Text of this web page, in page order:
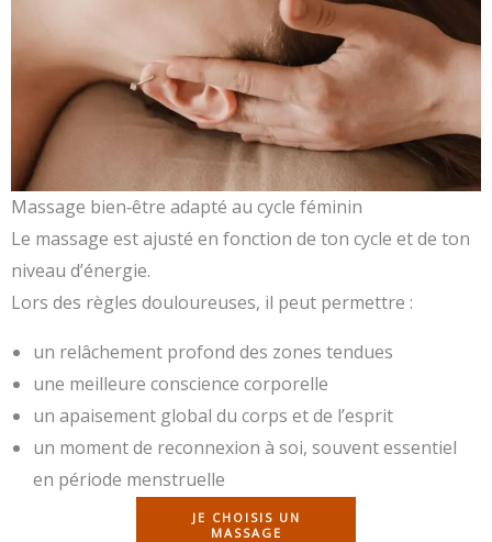
Massage bien‑être adapté au cycle féminin
Le massage est ajusté en fonction de ton cycle et de ton
niveau d’énergie.
Lors des règles douloureuses, il peut permettre :
un relâchement profond des zones tendues
une meilleure conscience corporelle
un apaisement global du corps et de l’esprit
un moment de reconnexion à soi, souvent essentiel
en période menstruelle
JE CHOISIS UN
MASSAGE